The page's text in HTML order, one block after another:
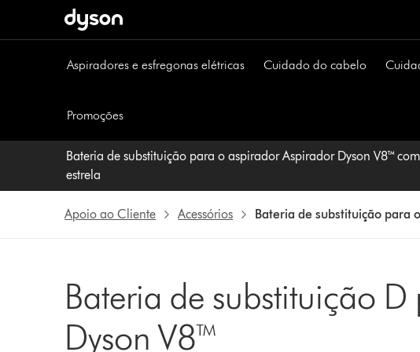
Aspiradores e esfregonas elétricas Cuidado do cabelo
Promoções
Bateria de substituição para o aspirador Aspirador Dyson V8™
estrela
Apoio ao Cliente Acessórios Bateria de substituição para
Bateria de substituição
Dyson V8™